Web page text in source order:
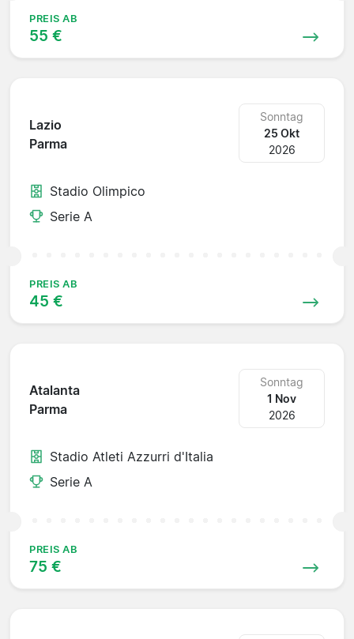
PREIS AB
55 €
Lazio
Parma
Sonntag
25 Okt
2026
Stadio Olimpico
Serie A
PREIS AB
45 €
Atalanta
Parma
Sonntag
1 Nov
2026
Stadio Atleti Azzurri d'Italia
Serie A
PREIS AB
75 €